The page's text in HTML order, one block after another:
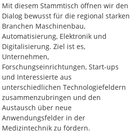
Mit diesem Stammtisch öffnen wir den
Dialog bewusst für die regional starken
Branchen Maschinenbau,
Automatisierung, Elektronik und
Digitalisierung. Ziel ist es,
Unternehmen,
Forschungseinrichtungen, Start-ups
und Interessierte aus
unterschiedlichen Technologiefeldern
zusammenzubringen und den
Austausch über neue
Anwendungsfelder in der
Medizintechnik zu fördern.